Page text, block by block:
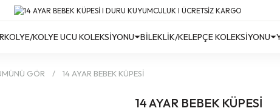
Türkiye’nin Her Yerine Ücretsiz Kargo!
Türkiye’nin Her Yerine Ücretsiz Kargo! #2
Türkiye’nin Her Yerine Ücretsiz Kargo! #3
KOLYE/KOLYE UCU KOLEKSİYONU BİLEKLİK/KELEPÇE KOLEKSİYONU
GÖR 14 AYAR BEBEK KÜPESİ
14 AYAR BEBEK KÜPESİ